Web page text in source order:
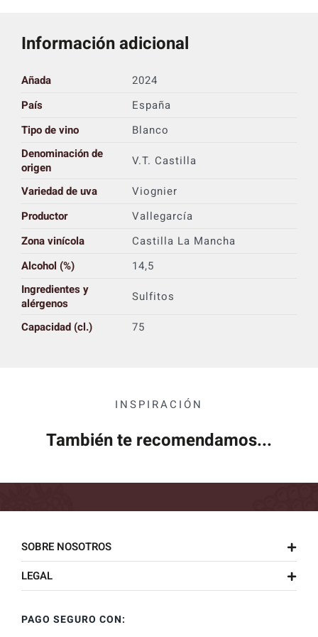
Información adicional
Añada
2024
País
España
Tipo de vino
Blanco
Denominación de
origen
V.T. Castilla
Variedad de uva
Viognier
Productor
Vallegarcía
Zona vinícola
Castilla La Mancha
Alcohol (%)
14,5
Ingredientes y
alérgenos
Sulfitos
Capacidad (cl.)
75
INSPIRACIÓN
También te recomendamos...
SOBRE NOSOTROS
LEGAL
PAGO SEGURO CON: